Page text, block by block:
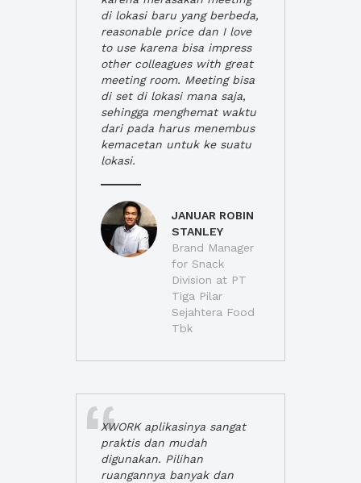
di lokasi baru yang berbeda,
reasonable price dan I love
to use karena bisa impress
other colleagues with great
meeting room. Meeting bisa
di set di lokasi mana saja,
sehingga menghemat waktu
dari pada harus menembus
kemacetan untuk ke suatu
lokasi.
JANUAR ROBIN
STANLEY
Brand Manager
for Snack
Division at PT
Tiga Pilar
Sejahtera Food
Tbk
XWORK aplikasinya sangat
praktis dan mudah
digunakan. Pilihan
ruangannya banyak dan